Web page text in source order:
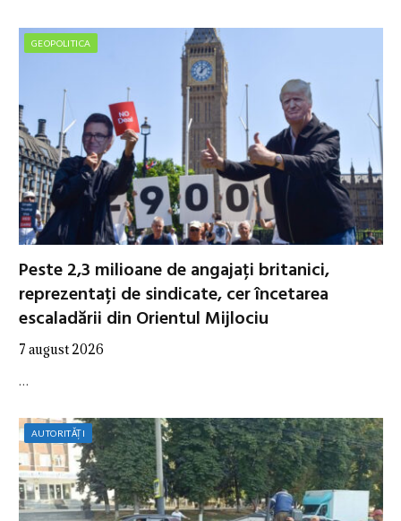
GEOPOLITICA
Peste 2,3 milioane de angajați britanici,
reprezentați de sindicate, cer încetarea
escaladării din Orientul Mijlociu
7 august 2026
…
AUTORITĂȚI